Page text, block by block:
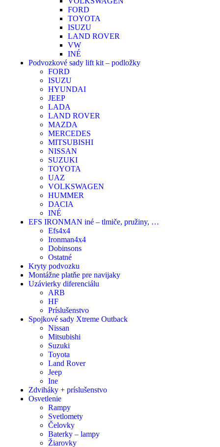
FORD
TOYOTA
ISUZU
LAND ROVER
VW
INÉ
Podvozkové sady lift kit – podložky
FORD
ISUZU
HYUNDAI
JEEP
LADA
LAND ROVER
MAZDA
MERCEDES
MITSUBISHI
NISSAN
SUZUKI
TOYOTA
UAZ
VOLKSWAGEN
HUMMER
DACIA
INÉ
EFS IRONMAN iné – tlmiče, pružiny, …
Efs4x4
Ironman4x4
Dobinsons
Ostatné
Kryty podvozku
Montážne platňe pre navijaky
Uzávierky diferenciálu
ARB
HF
Príslušenstvo
Spojkové sady Xtreme Outback
Nissan
Mitsubishi
Suzuki
Toyota
Land Rover
Jeep
Ine
Zdviháky + príslušenstvo
Osvetlenie
Rampy
Svetlomety
Čelovky
Baterky – lampy
Žiarovky